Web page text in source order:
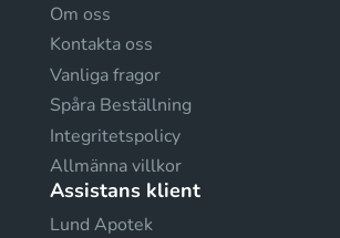
Om oss
Kontakta oss
Vanliga fragor
Spåra Beställning
Integritetspolicy
Allmänna villkor
Assistans klient
Lund Apotek